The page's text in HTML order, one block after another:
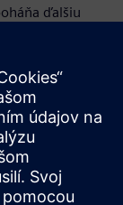
ďalšiu
zmenu